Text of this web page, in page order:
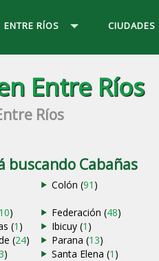
ENTRE RÍOS CIUDADES
Entre Ríos
Ríos
buscando Cabañas
Colón (91 )
) Federación (48)
(1 ) Ibicuy (1 )
(24) Parana (13)
) Santa Elena (1 )